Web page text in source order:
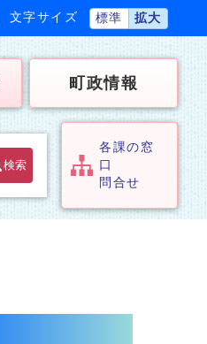
文字サイズ 標準 拡大
町政情報
検索
各課の窓
口
問合せ